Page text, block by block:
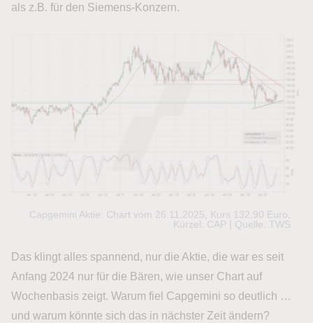
als z.B. für den Siemens-Konzern.
Capgemini Aktie: Chart vom 26.11.2025, Kurs 132,90 Euro,
Kürzel: CAP | Quelle: TWS
Das klingt alles spannend, nur die Aktie, die war es seit
Anfang 2024 nur für die Bären, wie unser Chart auf
Wochenbasis zeigt. Warum fiel Capgemini so deutlich …
und warum könnte sich das in nächster Zeit ändern?